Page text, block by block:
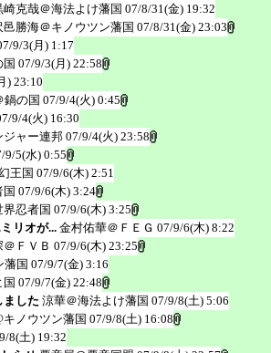
崎克哉＠海法よけ藩国 07/8/31(金) 19:32
邑勝海＠キノウツン藩国 07/8/31(金) 23:03
9/3(月) 1:17
国 07/9/3(月) 22:58
) 23:10
鍋の国 07/9/4(火) 0:45
9/4(火) 16:30
ジャー連邦 07/9/4(火) 23:58
9/5(水) 0:55
王国 07/9/6(木) 2:51
国 07/9/6(木) 3:24
界忍者国 07/9/6(木) 3:25
リオが... 金村佑華＠ＦＥＧ 07/9/6(木) 8:22
ＦＶＢ 07/9/6(木) 23:25
藩国 07/9/7(金) 3:16
国 07/9/7(金) 22:48
ました 涼華＠海法よけ藩国 07/9/8(土) 5:06
ノウツン藩国 07/9/8(土) 16:08
8(土) 19:32